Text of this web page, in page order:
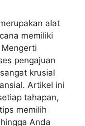
alat
memiliki
pengajuan
krusial
Artikel ini
tahapan,
memilih
Anda